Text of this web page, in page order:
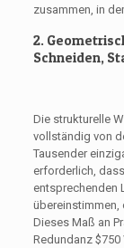
zusammen, in
2.
Schneiden,
Die strukturelle
vollständig von
Tausender
erforderlich,
entsprechenden
übereinstimmen,
Dieses Maß an
Redundanz $750